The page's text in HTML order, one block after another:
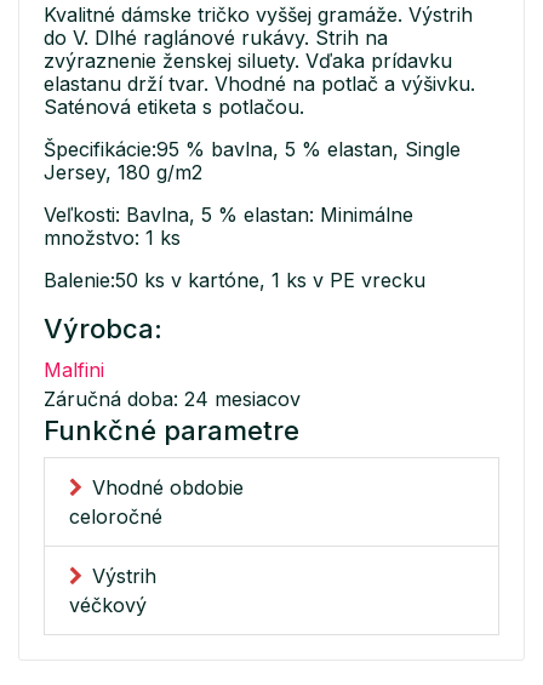
Kvalitné dámske tričko vyššej gramáže. Výstrih
do V. Dlhé raglánové rukávy. Strih na
zvýraznenie ženskej siluety. Vďaka prídavku
elastanu drží tvar. Vhodné na potlač a výšivku.
Saténová etiketa s potlačou.
Špecifikácie:95 % bavlna, 5 % elastan, Single
Jersey, 180 g/m2
Veľkosti: Bavlna, 5 % elastan: Minimálne
množstvo: 1 ks
Balenie:50 ks v kartóne, 1 ks v PE vrecku
Výrobca:
Malfini
Záručná doba: 24 mesiacov
Funkčné parametre
Vhodné obdobie
celoročné
Výstrih
véčkový